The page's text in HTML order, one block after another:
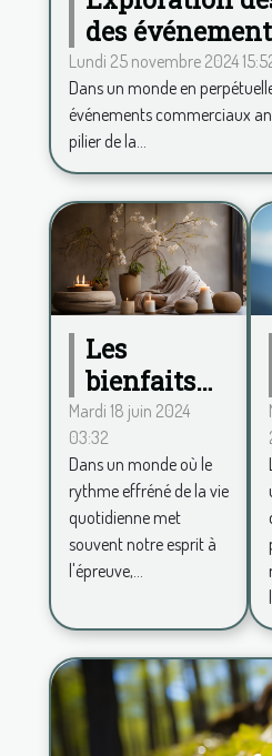
des
commerciaux
leur impact
Lundi 25 novembre 2024
Dans un monde en
événements commerciaux
pilier de la...
Les
bienfaits
de la
décoration
zen pour
un espace
de vie
apaisant
Mardi 18 juin 2024
03:32
Dans un monde où le
rythme effréné de la vie
quotidienne met
souvent notre esprit à
l'épreuve,...